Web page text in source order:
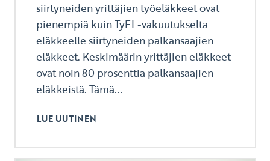
siirtyneiden yrittäjien työeläkkeet ovat
pienempiä kuin TyEL-vakuutukselta
eläkkeelle siirtyneiden palkansaajien
eläkkeet. Keskimäärin yrittäjien eläkkeet
ovat noin 80 prosenttia palkansaajien
eläkkeistä. Tämä...
LUE UUTINEN